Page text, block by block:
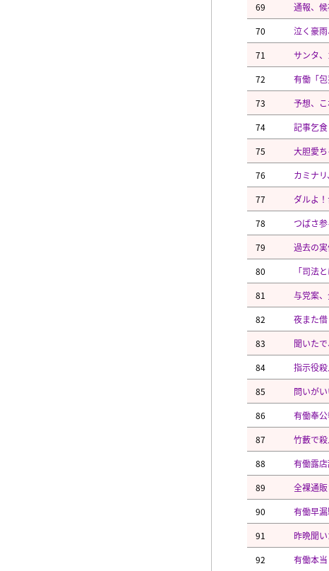
69
通報、
70
泣く豪
71
サンタ
72
有働「
73
予想、
74
記事乞食
75
大胆愛
76
カミナ
77
ダルよ
78
つばさ
79
過去の
80
「司法
81
与党案
82
夜また
83
聞いた
84
指示役
85
問いが
86
有働奉
87
竹藪で
88
有働露店
89
全裸通
90
有働早
91
昨晩聞
92
有働本